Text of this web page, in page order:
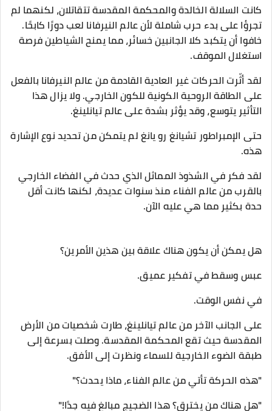
كانت السلالة الخالدة والمحكمة المقدسة تتقاتلان، لكنهما لم
تجرؤا على بدء حرب شاملة لأن عالم النيرفانا لعب دورًا كابحًا.
خافوا أن يتكبد كلا الجانبين خسائر، مما يمنح الشياطين فرصة
استغلال الموقف.
لقد أثّرت الحركات غير العادية القادمة من عالم النيرفانا بالفعل
على الطاقة الروحية الكونية للكون الخارجي. ولا يزال هذا
التأثير يتوسع، وقد يؤثر بشدة على عالم تيانلينغ.
حتى الإمبراطور تشيانغ رو يانغ لم يتمكن من تحديد نوع الإشارة
هذه.
لقد فكر في الشذوذ المماثل الذي حدث في الفضاء الخارجي
بالقرب من عالم الفناء منذ سنوات عديدة، لكنها كانت أقل
حدة بكثير مما هي عليه الآن.
هل يمكن أن يكون هناك علاقة بين هذين الأمرين؟
عبس وسقط في تفكير عميق.
في نفس الوقت.
على الجانب الآخر من عالم تيانلينغ، طارت شخصيات من الأرض
المقدسة حيث تقع المحكمة المقدسة. وصلت بسرعة إلى
طبقة الضوء الخارجية للسماء ونظرت إلى الأفق.
"هذه الحركة تأتي من عالم الفناء، ماذا يحدث؟"
"هل هناك من يخترق؟ هذا الضجيج مبالغ فيه جدًا!"